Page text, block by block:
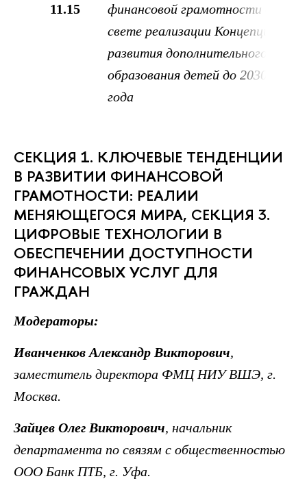
11.15
финансовой грамотности в
свете реализации Концепции
развития дополнительного
образования детей до 2030
года
СЕКЦИЯ 1. КЛЮЧЕВЫЕ ТЕНДЕНЦИИ
В РАЗВИТИИ ФИНАНСОВОЙ
ГРАМОТНОСТИ: РЕАЛИИ
МЕНЯЮЩЕГОСЯ МИРА, СЕКЦИЯ 3.
ЦИФРОВЫЕ ТЕХНОЛОГИИ В
ОБЕСПЕЧЕНИИ ДОСТУПНОСТИ
ФИНАНСОВЫХ УСЛУГ ДЛЯ
ГРАЖДАН
Модераторы:
Иванченков Александр Викторович,
заместитель директора ФМЦ НИУ ВШЭ, г.
Москва.
Зайцев Олег Викторович, начальник
департамента по связям с общественностью
ООО Банк ПТБ, г. Уфа.